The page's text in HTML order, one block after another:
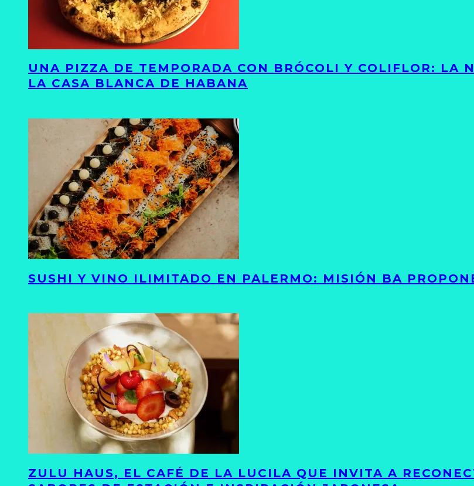
UNA PIZZA DE TEMPORADA CON BRÓCOLI Y COLIFLOR: LA
LA CASA BLANCA DE HABANA
SUSHI Y VINO ILIMITADO EN PALERMO: MISIÓN BA
ZULU HAUS, EL CAFÉ DE LA LUCILA QUE INVITA A